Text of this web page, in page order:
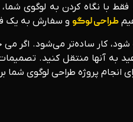
با نگاه کردن به لوگوی
طراحی لوگو و سفارش به یک
کار ساده‌تر می‌شود. اگر می
منتقل کنید. تصمیمات او
پروژه طراحی لوگوی شما